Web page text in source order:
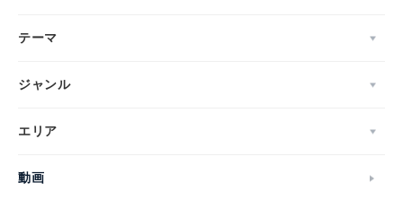
テーマ
ジャンル
エリア
動画